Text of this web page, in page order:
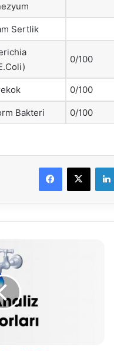
Sertlik
0/100
0/100
Bakteri 0/100
Facebook
X